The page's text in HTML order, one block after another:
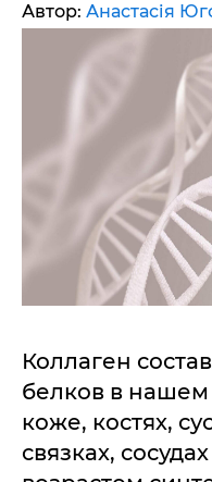
Автор: Анастасія
Коллаген
белков в нашем
коже, костях,
связках,